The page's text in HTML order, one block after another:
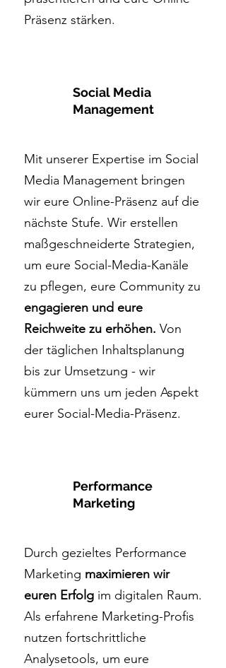
Präsenz stärken.
Social Media
Management
Mit unserer Expertise im Social
Media Management bringen
wir eure Online-Präsenz auf die
nächste Stufe. Wir erstellen
maßgeschneiderte Strategien,
um eure Social-Media-Kanäle
zu pflegen, eure Community zu
engagieren und eure
Reichweite zu erhöhen. Von
der täglichen Inhaltsplanung
bis zur Umsetzung - wir
kümmern uns um jeden Aspekt
eurer Social-Media-Präsenz.
Performance
Marketing
Durch gezieltes Performance
Marketing maximieren wir
euren Erfolg im digitalen Raum.
Als erfahrene Marketing-Profis
nutzen fortschrittliche
Analysetools, um eure